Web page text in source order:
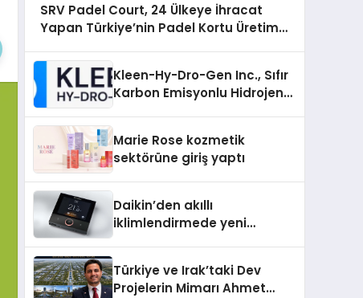
SRV Padel Court, 24 Ülkeye İhracat
Yapan Türkiye’nin Padel Kortu Üretim
Kleen-Hy-Dro-Gen Inc., Sıfır
Karbon Emisyonlu Hidrojen
Aldı
Marie Rose kozmetik
sektörüne giriş yaptı
Daikin’den akıllı
iklimlendirmede yeni
Türkiye ve Irak’taki Dev
Projelerin Mimarı Ahmet